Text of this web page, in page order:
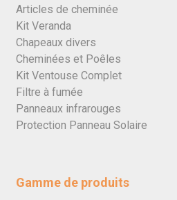
Articles de cheminée
Kit Veranda
Chapeaux divers
Cheminées et Poêles
Kit Ventouse Complet
Filtre à fumée
Panneaux infrarouges
Protection Panneau Solaire
Gamme de produits